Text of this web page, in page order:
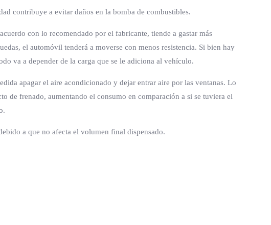
contribuye a evitar daños en la bomba de combustibles.
con lo recomendado por el fabricante, tiende a gastar más
el automóvil tenderá a moverse con menos resistencia. Si bien hay
va a depender de la carga que se le adiciona al vehículo.
apagar el aire acondicionado y dejar entrar aire por las ventanas. Lo
de frenado, aumentando el consumo en comparación a si se tuviera el
a que no afecta el volumen final dispensado.